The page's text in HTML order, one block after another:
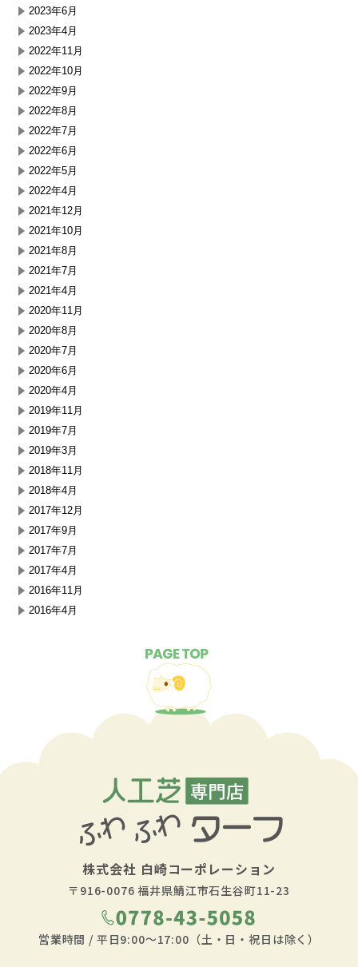
2023年6月
2023年4月
2022年11月
2022年10月
2022年9月
2022年8月
2022年7月
2022年6月
2022年5月
2022年4月
2021年12月
2021年10月
2021年8月
2021年7月
2021年4月
2020年11月
2020年8月
2020年7月
2020年6月
2020年4月
2019年11月
2019年7月
2019年3月
2018年11月
2018年4月
2017年12月
2017年9月
2017年7月
2017年4月
2016年11月
2016年4月
株式会社 白崎コーポレーション
〒916-0076福井県鯖江市石生谷町11-23
営業時間 / 平日9:00～17:00（土・日・祝日は除く）